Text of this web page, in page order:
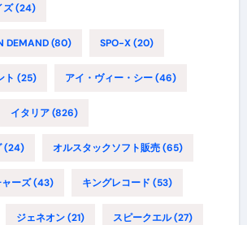
ズ(24)
DEMAND(80) SPO-X(20)
ト (25) アイ・ヴィー・シー(46)
イタリア(826)
(24) オルスタックソフト販売(65)
ーズ(43) キングレコード (53)
ジェネオン(21) スピークエル(27)